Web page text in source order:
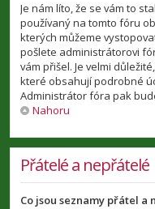
Je nám líto, že se vám to
používaný na tomto fóru
kterých můžeme
pošlete administrátorovi
vám přišel. Je velmi
které obsahují podrobné
Administrátor fóra pak
Nahoru
Přátelé a nepřátelé
Co jsou seznamy přátel a